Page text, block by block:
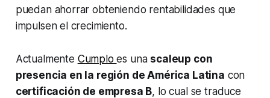
puedan ahorrar obteniendo rentabilidades que
impulsen el crecimiento.
Actualmente Cumploes una scaleup con
presencia en la región de América Latina con
certificación de empresa B, lo cual se traduce